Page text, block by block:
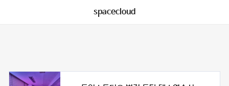
spacecloud